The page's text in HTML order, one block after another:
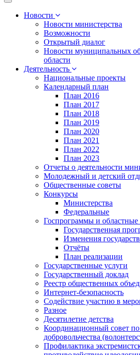
Toggle
navigationНовости
Новости министерства
Возможности
Открытый диалог
Новости муниципальных
области
Деятельность
Национальные проекты
Календарный план
План 2016
План 2017
План 2018
План 2019
План 2020
План 2021
План 2022
План 2023
Отчеты о деятельности
Молодежный и детский
Общественные советы
Конкурсы
Министерства
Федеральные
Госпрограммы и
Государственная
Изменения
Отчёты
План реализации
Государственные услуги
Государственный доклад
Реестр общественных
Интернет-безопасность
Содействие участию в
Разное
Десятилетие детства
Координационный совет
добровольчества
Профилактика